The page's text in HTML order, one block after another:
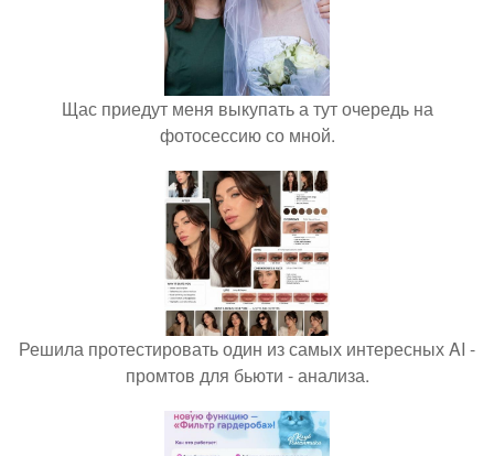
Щас приедут меня выкупать а тут очередь на
фотосессию со мной.
Решила протестировать один из самых интересных AI -
промтов для бьюти - анализа.